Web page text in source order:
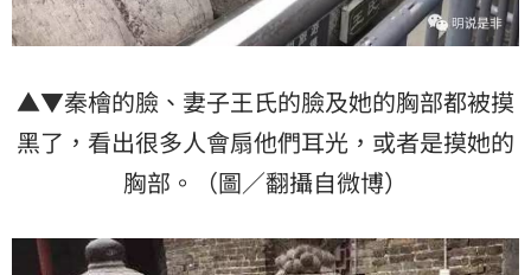
▲▼秦檜的臉、妻子王氏的臉及她的胸部都被摸
黑了，看出很多人會扇他們耳光，或者是摸她的
胸部。（圖／翻攝自微博）